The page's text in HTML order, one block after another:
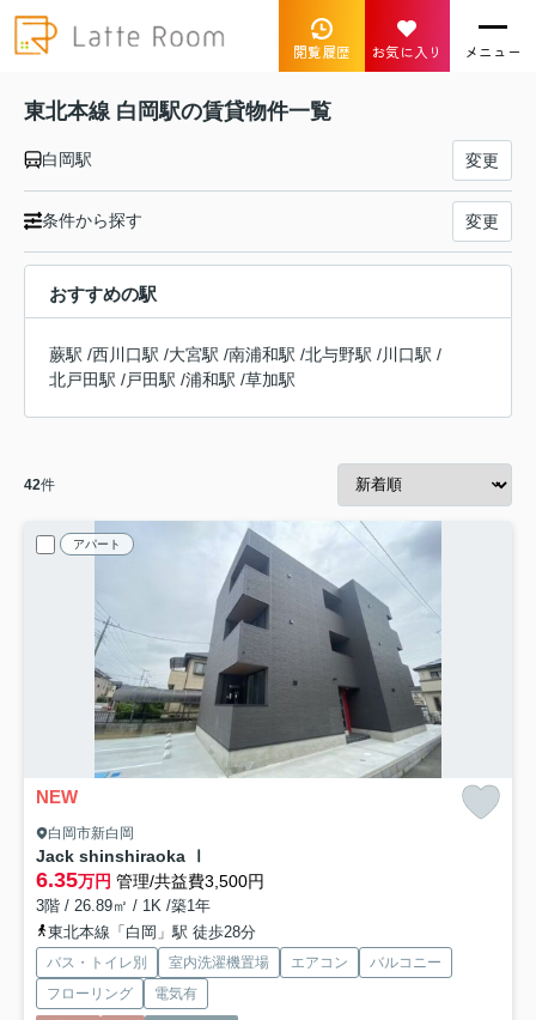
閲覧履歴 お気に入り メニュー
東北本線 白岡駅の賃貸物件一覧
白岡駅 変更
条件から探す 変更
おすすめの駅
蕨駅 /西川口駅 /大宮駅 /南浦和駅 /北与野駅 /川口駅 /
北戸田駅 /戸田駅 /浦和駅 /草加駅
42件
アパート
NEW
白岡市新白岡
Jack shinshiraoka Ⅰ
6.35万円 管理/共益費3,500円
3階 / 26.89㎡ / 1K /築1年
東北本線「白岡」駅 徒歩28分
バス・トイレ別 室内洗濯機置場 エアコン
バルコニー
フローリング
電気有